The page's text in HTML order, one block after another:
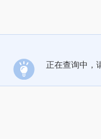
正在查询中，